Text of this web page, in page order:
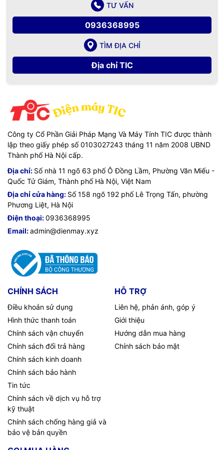
TƯ VẤN
0936368995
TÌM ĐỊA CHỈ
Địa chỉ TIC
Công ty Cổ Phần Giải Pháp Mạng Và Máy Tính TIC được thành
lập theo giấy phép số 0103027243 tháng 11 năm 2008 UBND
Thành phố Hà Nội cấp.
Địa chỉ: Số nhà 11 ngõ 63 phố Ô Đồng Lầm, Phường Văn Miếu -
Quốc Tử Giám, Thành phố Hà Nội, Việt Nam
Địa chỉ cửa hàng: Số 158 ngõ 192 phố Lê Trọng Tấn, phường
Phương Liệt, Hà Nội
Điện thoại:0936368995
Email:admin@dienmay.xyz
CHÍNH SÁCH
Điều khoản sử dụng
Hình thức thanh toán
Chính sách vận chuyển
Chính sách đổi trả hàng
Chính sách kinh doanh
Chính sách bảo hành
Tin tức
Chính sách về dịch vụ hỗ trợ
kỹ thuật
Chính sách chống hàng giả và
bảo vệ bản quyền
HỖ TRỢ
Liên hệ, phản ánh, góp ý
Giới thiệu
Hướng dẫn mua hàng
Chính sách bảo mật